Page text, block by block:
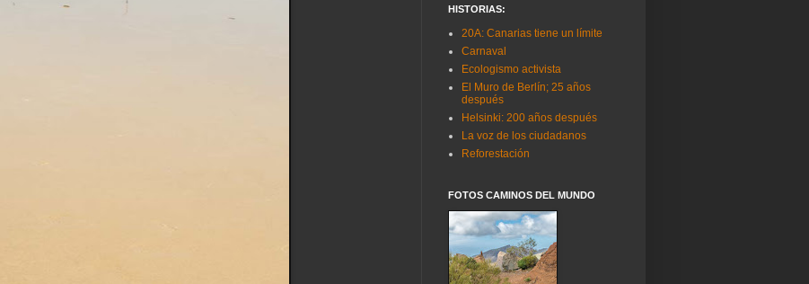
HISTORIAS:
20A: Canarias tiene un límite
Carnaval
Ecologismo activista
El Muro de Berlín; 25 años
después
Helsinki: 200 años después
La voz de los ciudadanos
Reforestación
FOTOS CAMINOS DEL MUNDO